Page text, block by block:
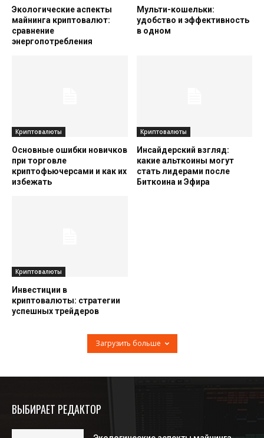
Экологические аспекты
майнинга криптовалют:
сравнение
энергопотребления
Мульти-кошельки:
удобство и эффективность
в одном
Криптовалюты
Основные ошибки новичков
при торговле
криптофьючерсами и как их
избежать
Криптовалюты
Инсайдерский взгляд:
какие альткоины могут
стать лидерами после
Биткоина и Эфира
Криптовалюты
Инвестиции в
криптовалюты: стратегии
успешных трейдеров
Загрузить больше
ВЫБИРАЕТ РЕДАКТОР